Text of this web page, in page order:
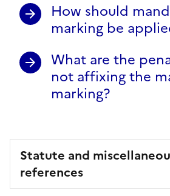
How should
marking be
What are the
not affixing the
marking?
Statute and
references